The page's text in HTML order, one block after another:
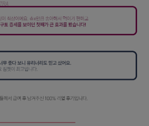
이
구매